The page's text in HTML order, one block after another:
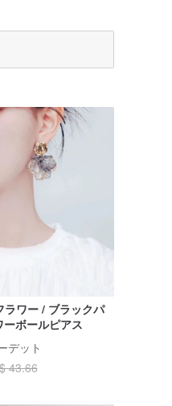
ラワー / ブラックパ
ボールピアス
デット
43.66